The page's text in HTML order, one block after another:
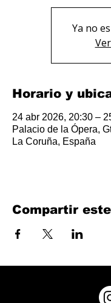
Ya no
Horario y
24 abr 2026, 20:30 –
Palacio de la Ópera,
La Coruña, España
Compartir